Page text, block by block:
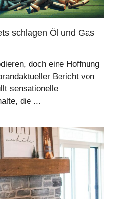
schlagen Öl und Gas
doch eine Hoffnung
Bericht von
sensationelle
die ...